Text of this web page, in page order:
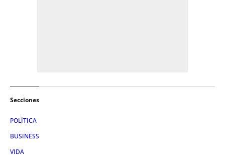
Secciones
POLÍTICA
BUSINESS
VIDA